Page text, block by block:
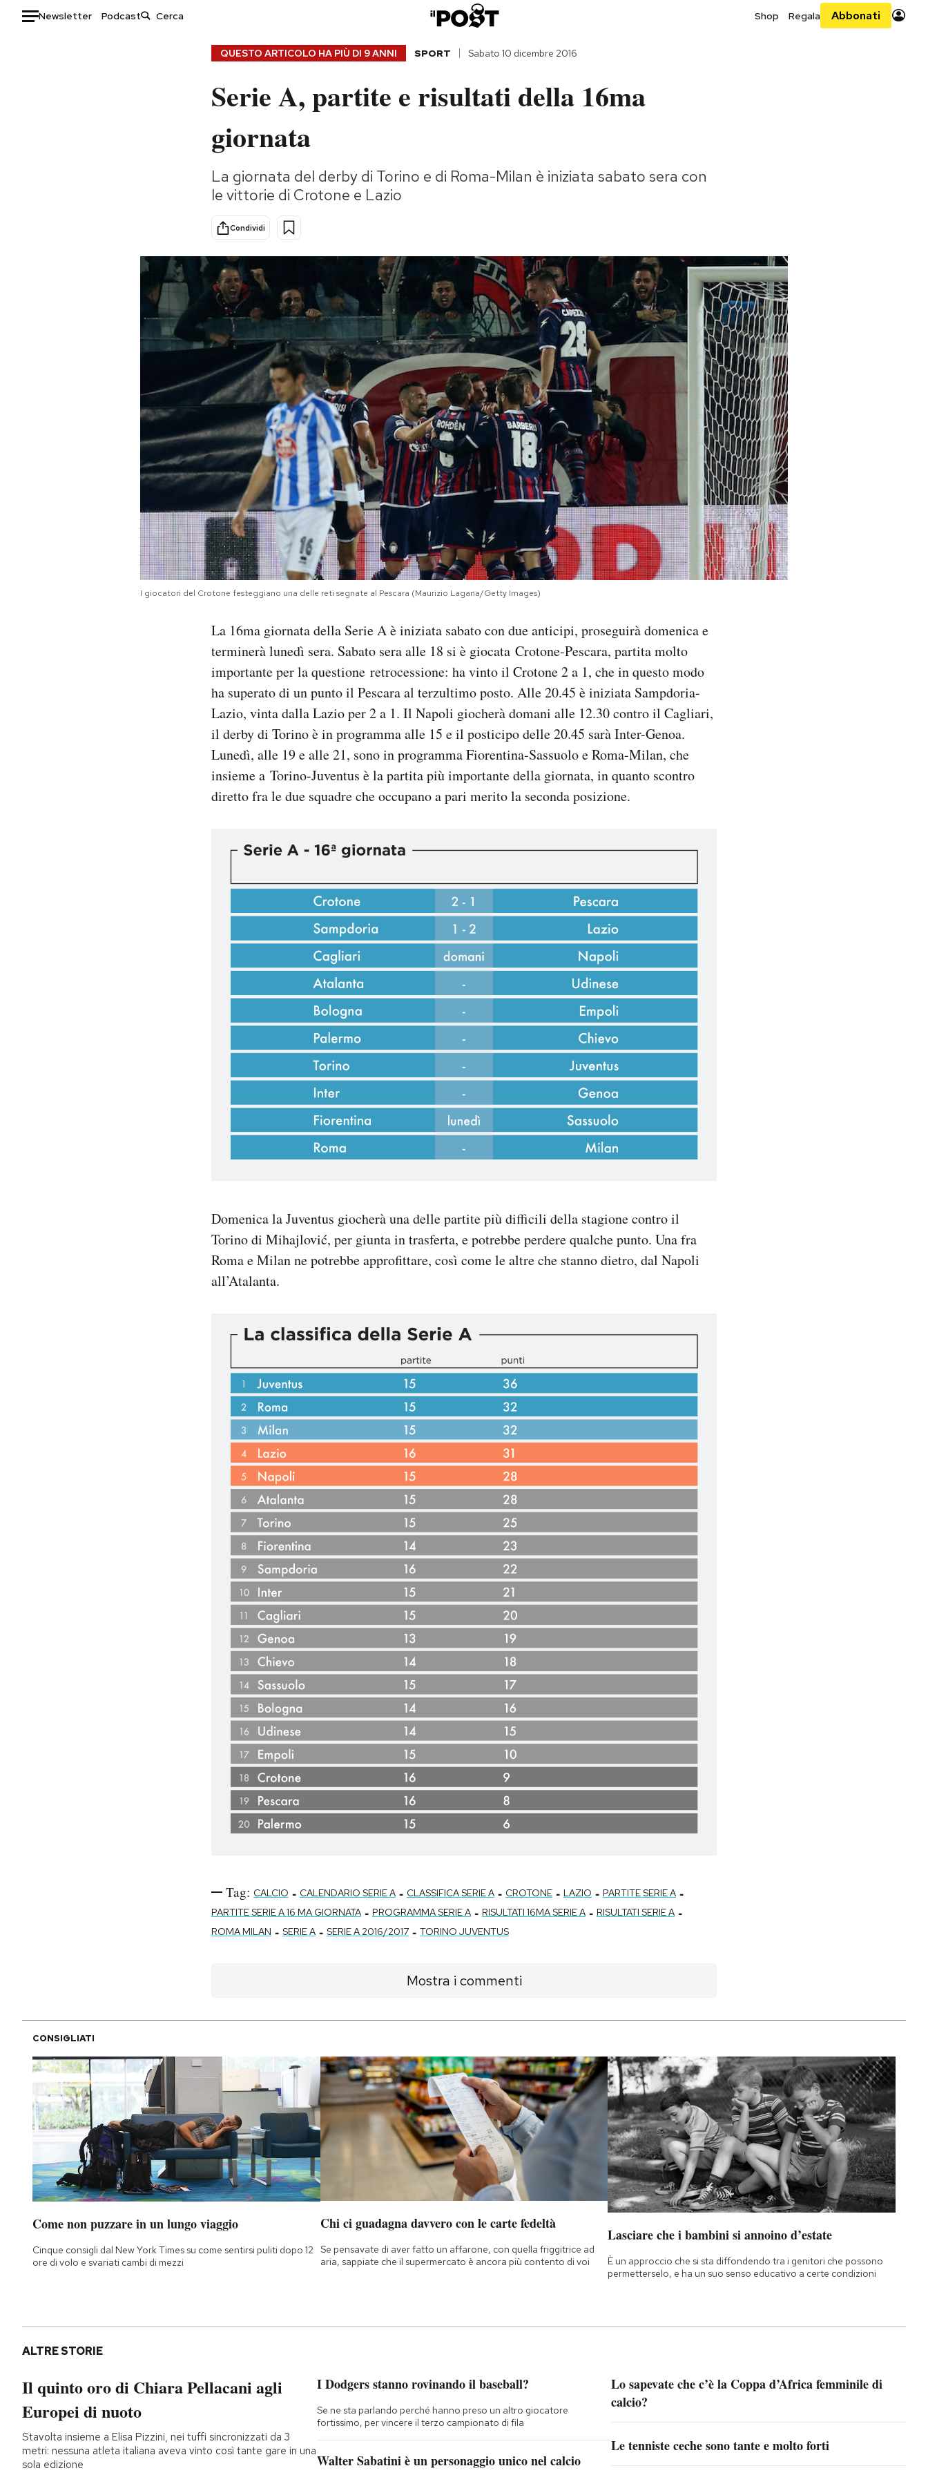
Newsletter Podcast Shop Regala Abbonati
Consumismi
Storie/Idee
Ok Boomer!
Altrecose
Mondiali calcio 2026
AREA PERSONALE
QUESTO ARTICOLO HA PIÙ DI 9 ANNI SPORT Sabato 10 dicembre 2016
Serie A, partite e risultati della 16ma
giornata
La giornata del derby di Torino e di Roma-Milan è iniziata sabato sera con
le vittorie di Crotone e Lazio
Condividi
I giocatori del Crotone festeggiano una delle reti segnate al Pescara (Maurizio Lagana/Getty Images)
La 16ma giornata della Serie A è iniziata sabato con due anticipi, proseguirà domenica e
terminerà lunedì sera. Sabato sera alle 18 si è giocata Crotone-Pescara, partita molto
importante per la questione retrocessione: ha vinto il Crotone 2 a 1, che in questo modo
ha superato di un punto il Pescara al terzultimo posto. Alle 20.45 è iniziata Sampdoria-
Lazio, vinta dalla Lazio per 2 a 1. Il Napoli giocherà domani alle 12.30 contro il Cagliari,
il derby di Torino è in programma alle 15 e il posticipo delle 20.45 sarà Inter-Genoa.
Lunedì, alle 19 e alle 21, sono in programma Fiorentina-Sassuolo e Roma-Milan, che
insieme a Torino-Juventus è la partita più importante della giornata, in quanto scontro
diretto fra le due squadre che occupano a pari merito la seconda posizione.
Domenica la Juventus giocherà una delle partite più difficili della stagione contro il
Torino di Mihajlović, per giunta in trasferta, e potrebbe perdere qualche punto. Una fra
Roma e Milan ne potrebbe approfittare, così come le altre che stanno dietro, dal Napoli
all’Atalanta.
Tag: CALCIO - CALENDARIO SERIE A - CLASSIFICA SERIE A - CROTONE - LAZIO - PARTITE SERIE A -
PARTITE SERIE A 16 MA GIORNATA - PROGRAMMA SERIE A - RISULTATI 16MA SERIE A - RISULTATI SERIE A -
ROMA MILAN - SERIE A - SERIE A 2016/2017 - TORINO JUVENTUS
Mostra i commenti
CONSIGLIATI
Come non puzzare in un lungo viaggio
Cinque consigli dal New York Times su come sentirsi puliti dopo 12
ore di volo e svariati cambi di mezzi
Chi ci guadagna davvero con le carte fedeltà
Se pensavate di aver fatto un affarone, con quella friggitrice ad
aria, sappiate che il supermercato è ancora più contento di voi
Lasciare che i bambini si annoino d’estate
È un approccio che si sta diffondendo tra i genitori che possono
permetterselo, e ha un suo senso educativo a certe condizioni
ALTRE STORIE
Il quinto oro di Chiara Pellacani agli
Europei di nuoto
Stavolta insieme a Elisa Pizzini, nei tuffi sincronizzati da 3
metri: nessuna atleta italiana aveva vinto così tante gare in una
sola edizione
I Dodgers stanno rovinando il baseball?
Se ne sta parlando perché hanno preso un altro giocatore
fortissimo, per vincere il terzo campionato di fila
Walter Sabatini è un personaggio unico nel calcio
Lo sapevate che c’è la Coppa d’Africa femminile di
calcio?
Le tenniste ceche sono tante e molto forti